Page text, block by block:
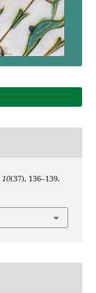
10(37), 136–139.